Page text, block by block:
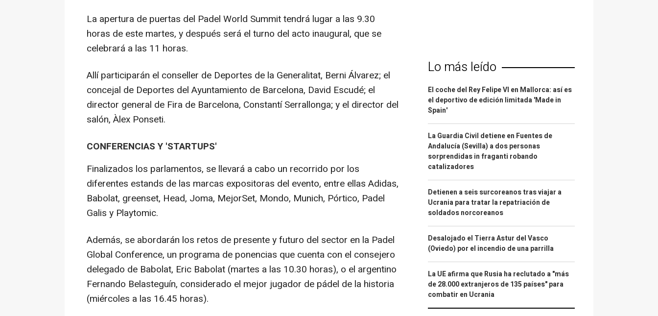
La apertura de puertas del Padel World Summit tendrá lugar a las 9.30
horas de este martes, y después será el turno del acto inaugural, que se
celebrará a las 11 horas.
Allí participarán el conseller de Deportes de la Generalitat, Berni Álvarez; el
concejal de Deportes del Ayuntamiento de Barcelona, David Escudé; el
director general de Fira de Barcelona, Constantí Serrallonga; y el director del
salón, Àlex Ponseti.
CONFERENCIAS Y 'STARTUPS'
Finalizados los parlamentos, se llevará a cabo un recorrido por los
diferentes estands de las marcas expositoras del evento, entre ellas Adidas,
Babolat, greenset, Head, Joma, MejorSet, Mondo, Munich, Pórtico, Padel
Galis y Playtomic.
Además, se abordarán los retos de presente y futuro del sector en la Padel
Global Conference, un programa de ponencias que cuenta con el consejero
delegado de Babolat, Eric Babolat (martes a las 10.30 horas), o el argentino
Fernando Belasteguín, considerado el mejor jugador de pádel de la historia
(miércoles a las 16.45 horas).
Lo más leído
El coche del Rey Felipe VI en Mallorca: así es
el deportivo de edición limitada 'Made in
Spain'
La Guardia Civil detiene en Fuentes de
Andalucía (Sevilla) a dos personas
sorprendidas in fraganti robando
catalizadores
Detienen a seis surcoreanos tras viajar a
Ucrania para tratar la repatriación de
soldados norcoreanos
Desalojado el Tierra Astur del Vasco
(Oviedo) por el incendio de una parrilla
La UE afirma que Rusia ha reclutado a "más
de 28.000 extranjeros de 135 países" para
combatir en Ucrania